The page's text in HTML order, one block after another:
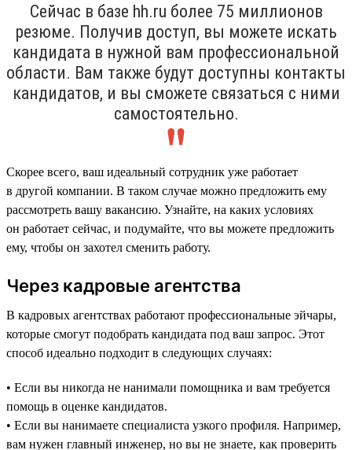
Сейчас в базе hh.ru более 75 миллионов
резюме. Получив доступ, вы можете искать
кандидата в нужной вам профессиональной
области. Вам также будут доступны контакты
кандидатов, и вы сможете связаться с ними
самостоятельно.
Скорее всего, ваш идеальный сотрудник уже работает
в другой компании. В таком случае можно предложить ему
рассмотреть вашу вакансию. Узнайте, на каких условиях
он работает сейчас, и подумайте, что вы можете предложить
ему, чтобы он захотел сменить работу.
Через кадровые агентства
В кадровых агентствах работают профессиональные эйчары,
которые смогут подобрать кандидата под ваш запрос. Этот
способ идеально подходит в следующих случаях:
• Если вы никогда не нанимали помощника и вам требуется
помощь в оценке кандидатов.
• Если вы нанимаете специалиста узкого профиля. Например,
вам нужен главный инженер, но вы не знаете, как проверить